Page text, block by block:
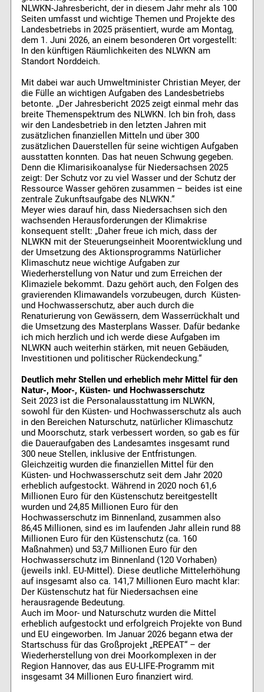
NLWKN-Jahresbericht, der in diesem Jahr mehr als 100
Seiten umfasst und wichtige Themen und Projekte des
Landesbetriebs in 2025 präsentiert, wurde am Montag,
dem 1. Juni 2026, an einem besonderen Ort vorgestellt:
In den künftigen Räumlichkeiten des NLWKN am
Standort Norddeich.
Mit dabei war auch Umweltminister Christian Meyer, der
die Fülle an wichtigen Aufgaben des Landesbetriebs
betonte. „Der Jahresbericht 2025 zeigt einmal mehr das
breite Themenspektrum des NLWKN. Ich bin froh, dass
wir den Landesbetrieb in den letzten Jahren mit
zusätzlichen finanziellen Mitteln und über 300
zusätzlichen Dauerstellen für seine wichtigen Aufgaben
ausstatten konnten. Das hat neuen Schwung gegeben.
Denn die Klimarisikoanalyse für Niedersachsen 2025
zeigt: Der Schutz vor zu viel Wasser und der Schutz der
Ressource Wasser gehören zusammen – beides ist eine
zentrale Zukunftsaufgabe des NLWKN.“
Meyer wies darauf hin, dass Niedersachsen sich den
wachsenden Herausforderungen der Klimakrise
konsequent stellt: „Daher freue ich mich, dass der
NLWKN mit der Steuerungseinheit Moorentwicklung und
der Umsetzung des Aktionsprogramms Natürlicher
Klimaschutz neue wichtige Aufgaben zur
Wiederherstellung von Natur und zum Erreichen der
Klimaziele bekommt. Dazu gehört auch, den Folgen des
gravierenden Klimawandels vorzubeugen, durch Küsten-
und Hochwasserschutz, aber auch durch die
Renaturierung von Gewässern, dem Wasserrückhalt und
die Umsetzung des Masterplans Wasser. Dafür bedanke
ich mich herzlich und ich werde diese Aufgaben im
NLWKN auch weiterhin stärken, mit neuen Gebäuden,
Investitionen und politischer Rückendeckung.“
Deutlich mehr Stellen und erheblich mehr Mittel für den
Natur-, Moor-, Küsten- und Hochwasserschutz
Seit 2023 ist die Personalausstattung im NLWKN,
sowohl für den Küsten- und Hochwasserschutz als auch
in den Bereichen Naturschutz, natürlicher Klimaschutz
und Moorschutz, stark verbessert worden, so gab es für
die Daueraufgaben des Landesamtes insgesamt rund
300 neue Stellen, inklusive der Entfristungen.
Gleichzeitig wurden die finanziellen Mittel für den
Küsten- und Hochwasserschutz seit dem Jahr 2020
erheblich aufgestockt. Während in 2020 noch 61,6
Millionen Euro für den Küstenschutz bereitgestellt
wurden und 24,85 Millionen Euro für den
Hochwasserschutz im Binnenland, zusammen also
86,45 Millionen, sind es im laufenden Jahr allein rund 88
Millionen Euro für den Küstenschutz (ca. 160
Maßnahmen) und 53,7 Millionen Euro für den
Hochwasserschutz im Binnenland (120 Vorhaben)
(jeweils inkl. EU-Mittel). Diese deutliche Mittelerhöhung
auf insgesamt also ca. 141,7 Millionen Euro macht klar:
Der Küstenschutz hat für Niedersachsen eine
herausragende Bedeutung.
Auch im Moor- und Naturschutz wurden die Mittel
erheblich aufgestockt und erfolgreich Projekte von Bund
und EU eingeworben. Im Januar 2026 begann etwa der
Startschuss für das Großprojekt „REPEAT“ – der
Wiederherstellung von drei Moorkomplexen in der
Region Hannover, das aus EU-LIFE-Programm mit
insgesamt 34 Millionen Euro finanziert wird.